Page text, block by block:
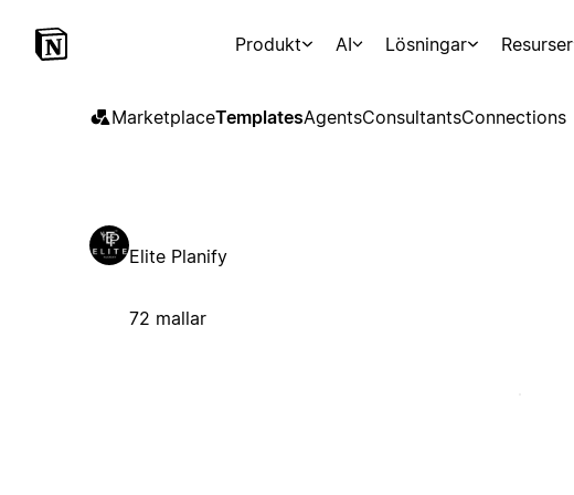
Produkt AI Lösningar Resurser
MarketplaceTemplatesAgentsConsultantsConnections
Elite Planify
72 mallar